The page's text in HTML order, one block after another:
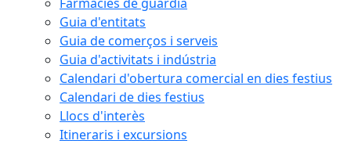
Guia d'entitats
Guia de comerços i serveis
Guia d'activitats i indústria
Calendari d'obertura comercial en dies festius
Calendari de dies festius
Llocs d'interès
Itineraris i excursions